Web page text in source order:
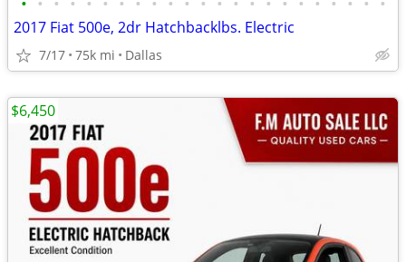
2017 Fiat 500e, 2dr Hatchbacklbs. Electric
7/17 75k mi Dallas
$6,450